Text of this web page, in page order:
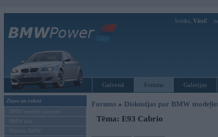
Sveiks, Viesi!
Galvenā Forums Galerijas
Ziņas un raksti
BMW modeļu jaunumi
BMW testi
Mēneša BMW
Forums » Diskusijas par BMW
Tēma: E93 Cabrio